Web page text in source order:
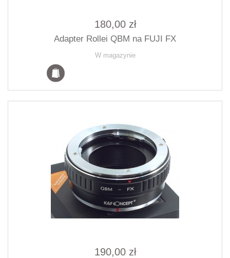
180,00 zł
Adapter Rollei QBM na FUJI FX
W magazynie
190,00 zł